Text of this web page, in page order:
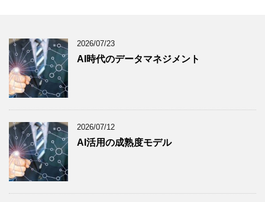
2026/07/23
AI時代のデータマネジメント
2026/07/12
AI活用の成熟度モデル